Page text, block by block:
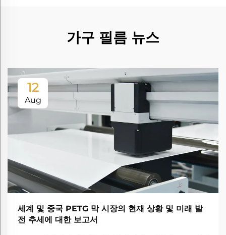
가구 필름 뉴스
12
Aug
세계 및 중국 PETG 막 시장의 현재 상황 및 미래 발
전 추세에 대한 보고서